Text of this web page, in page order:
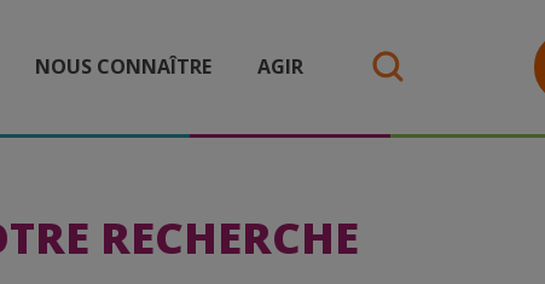
NOUS CONNAÎTRE AGIR
RECHERCHE